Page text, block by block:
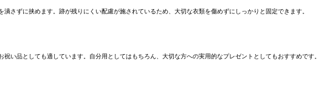
さずに挟めます。跡が残りにくい配慮が施されているため、大切な衣類を傷めずにしっかりと固定できます。
い品としても適しています。自分用としてはもちろん、大切な方への実用的なプレゼントとしてもおすすめです。